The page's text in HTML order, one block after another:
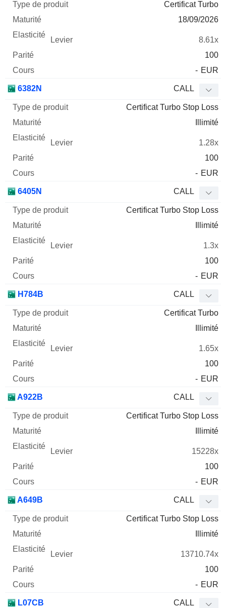
Certificat Turbo
18/09/2026
8.61x
100
- EUR
6382N CALL
Certificat Turbo Stop Loss
Illimité
1.28x
100
- EUR
6405N CALL
Certificat Turbo Stop Loss
Illimité
1.3x
100
- EUR
H784B CALL
Certificat Turbo
Illimité
1.65x
100
- EUR
A922B CALL
Certificat Turbo Stop Loss
Illimité
15228x
100
- EUR
A649B CALL
Certificat Turbo Stop Loss
Illimité
13710.74x
100
- EUR
L07CB CALL